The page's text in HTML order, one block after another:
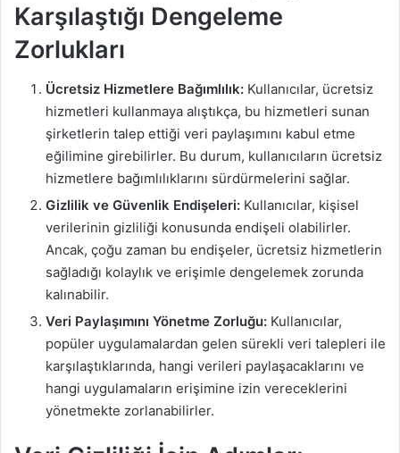
Karşılaştığı Dengeleme
Zorlukları
Ücretsiz Hizmetlere Bağımlılık: Kullanıcılar, ücretsiz
hizmetleri kullanmaya alıştıkça, bu hizmetleri sunan
şirketlerin talep ettiği veri paylaşımını kabul etme
eğilimine girebilirler. Bu durum, kullanıcıların ücretsiz
hizmetlere bağımlılıklarını sürdürmelerini sağlar.
Gizlilik ve Güvenlik Endişeleri: Kullanıcılar, kişisel
verilerinin gizliliği konusunda endişeli olabilirler.
Ancak, çoğu zaman bu endişeler, ücretsiz hizmetlerin
sağladığı kolaylık ve erişimle dengelemek zorunda
kalınabilir.
Veri Paylaşımını Yönetme Zorluğu: Kullanıcılar,
popüler uygulamalardan gelen sürekli veri talepleri ile
karşılaştıklarında, hangi verileri paylaşacaklarını ve
hangi uygulamaların erişimine izin vereceklerini
yönetmekte zorlanabilirler.